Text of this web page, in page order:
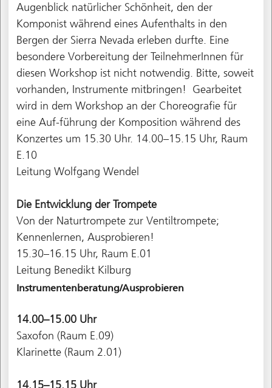
Augenblick natürlicher Schönheit, den der
Komponist während eines Aufenthalts in den
Bergen der Sierra Nevada erleben durfte. Eine
besondere Vorbereitung der TeilnehmerInnen für
diesen Workshop ist nicht notwendig. Bitte, soweit
vorhanden, Instrumente mitbringen! Gearbeitet
wird in dem Workshop an der Choreografie für
eine Auf-führung der Komposition während des
Konzertes um 15.30 Uhr. 14.00–15.15 Uhr, Raum
E.10
Leitung Wolfgang Wendel
Die Entwicklung der Trompete
Von der Naturtrompete zur Ventiltrompete;
Kennenlernen, Ausprobieren!
15.30–16.15 Uhr, Raum E.01
Leitung Benedikt Kilburg
Instrumentenberatung/Ausprobieren
14.00–15.00 Uhr
Saxofon (Raum E.09)
Klarinette (Raum 2.01)
14.15–15.15 Uhr